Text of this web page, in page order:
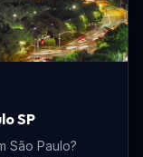
SP
São Paulo?